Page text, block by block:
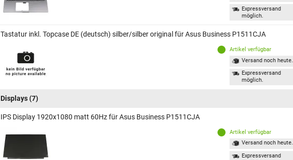
Expressversand
möglich.
Tastatur inkl. Topcase DE (deutsch) silber/silber original für Asus Business P1511CJA
Artikel verfügbar
Versand noch heute.
Expressversand
möglich.
Displays(7)
IPS Display 1920x1080 matt 60Hz für Asus Business P1511CJA
Artikel verfügbar
Versand noch heute.
Expressversand